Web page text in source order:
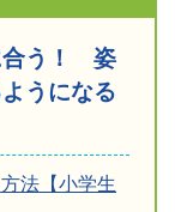
合う！ 姿
うになる
法【小学生